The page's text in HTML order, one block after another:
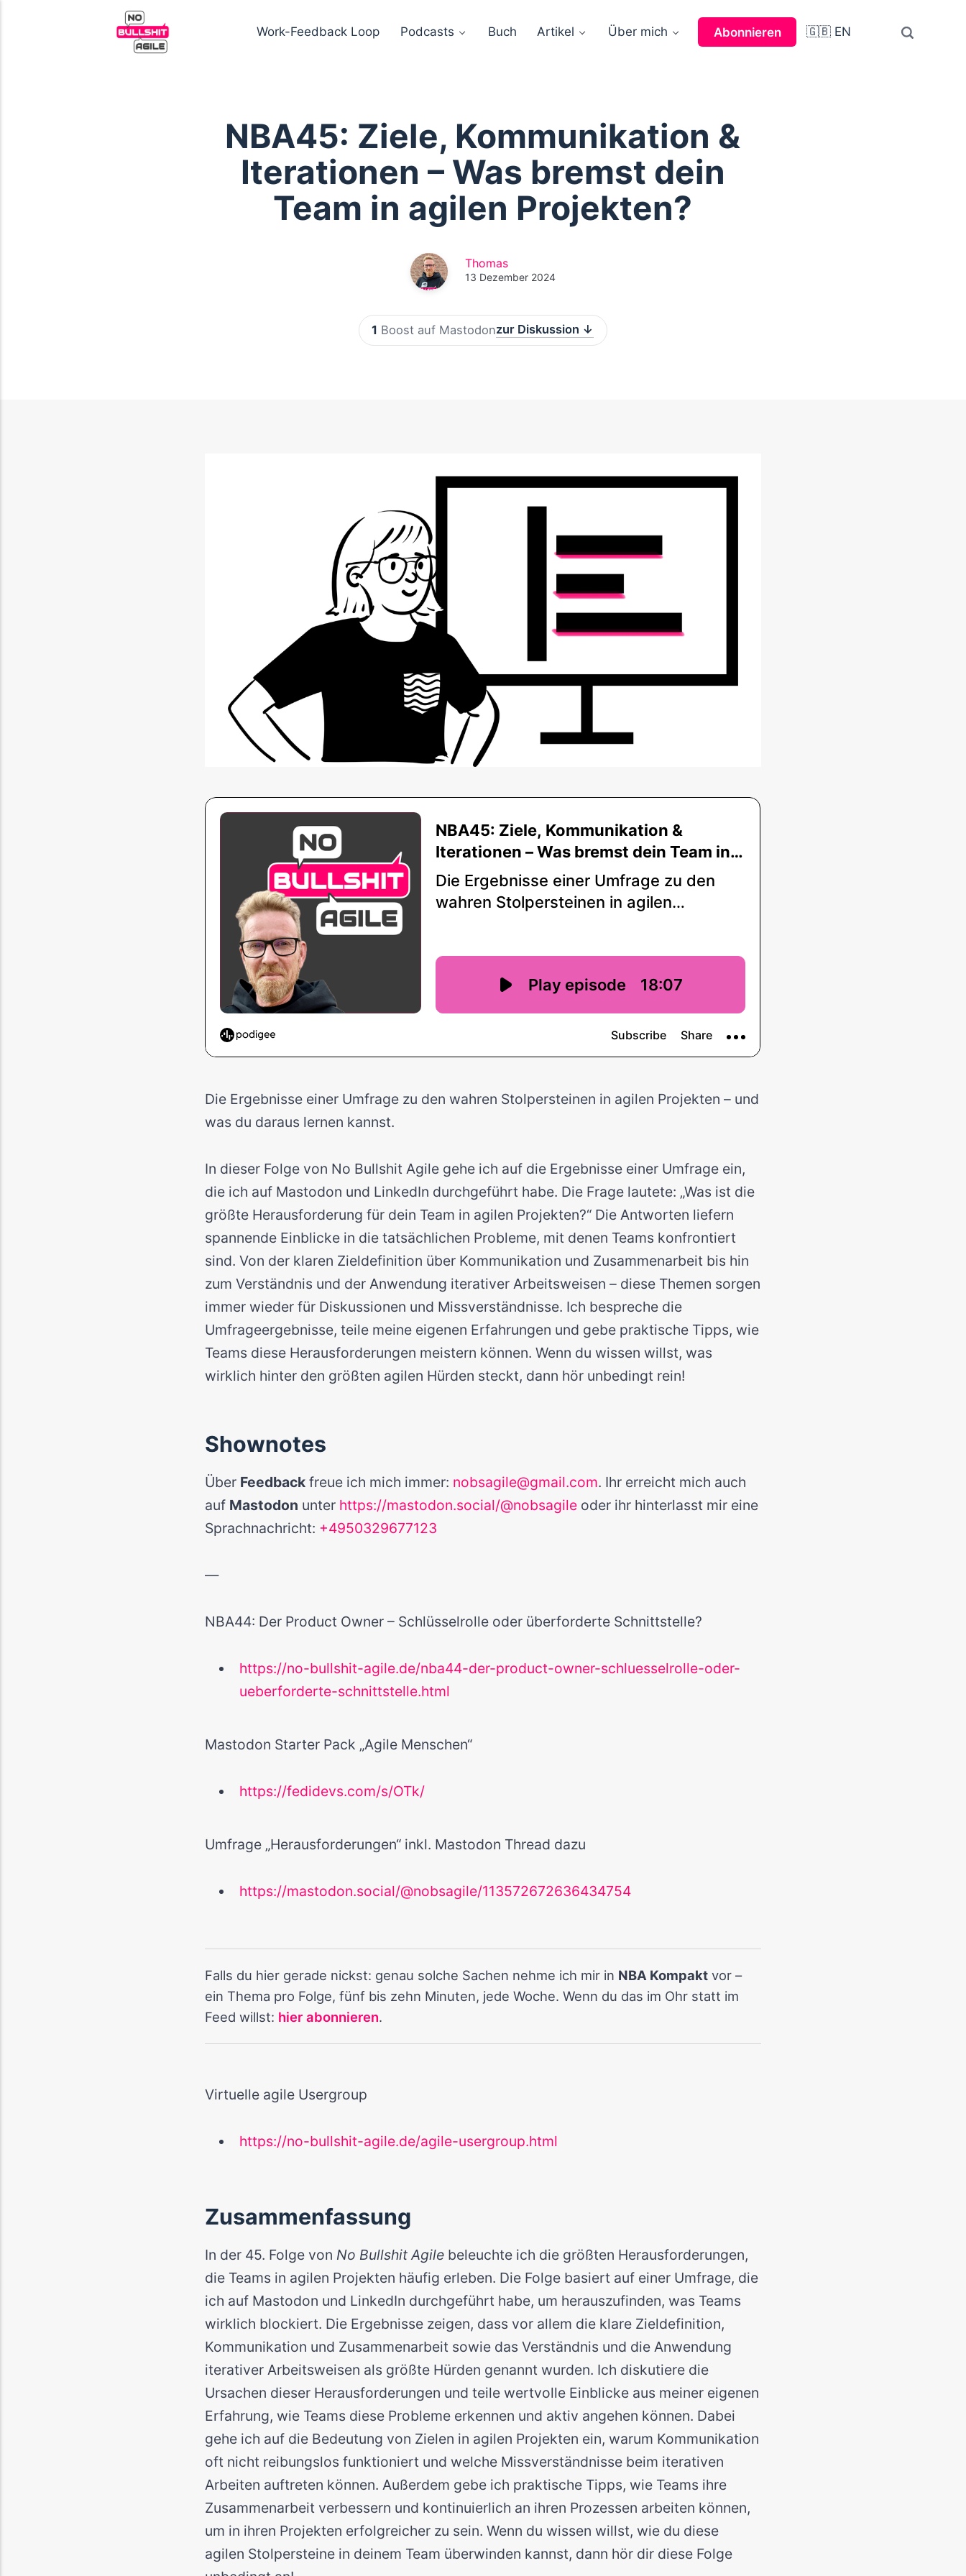
Work-Feedback Loop Podcasts Buch Artikel Über mich Abonnieren 🇬🇧 EN
NBA45: Ziele, Kommunikation &
Iterationen – Was bremst dein
Team in agilen Projekten?
Thomas
13 Dezember 2024
Die Ergebnisse einer Umfrage zu den wahren Stolpersteinen in agilen Projekten – und
was du daraus lernen kannst.
In dieser Folge von No Bullshit Agile gehe ich auf die Ergebnisse einer Umfrage ein,
die ich auf Mastodon und LinkedIn durchgeführt habe. Die Frage lautete: „Was ist die
größte Herausforderung für dein Team in agilen Projekten?“ Die Antworten liefern
spannende Einblicke in die tatsächlichen Probleme, mit denen Teams konfrontiert
sind. Von der klaren Zieldefinition über Kommunikation und Zusammenarbeit bis hin
zum Verständnis und der Anwendung iterativer Arbeitsweisen – diese Themen sorgen
immer wieder für Diskussionen und Missverständnisse. Ich bespreche die
Umfrageergebnisse, teile meine eigenen Erfahrungen und gebe praktische Tipps, wie
Teams diese Herausforderungen meistern können. Wenn du wissen willst, was
wirklich hinter den größten agilen Hürden steckt, dann hör unbedingt rein!
Shownotes
Über Feedbackfreue ich mich immer: nobsagile@gmail.com. Ihr erreicht mich auch
auf Mastodon unter https://mastodon.social/@nobsagileoder ihr hinterlasst mir eine
Sprachnachricht: +4950329677123
—
NBA44: Der Product Owner – Schlüsselrolle oder überforderte Schnittstelle?
https://no-bullshit-agile.de/nba44-der-product-owner-schluesselrolle-oder-
ueberforderte-schnittstelle.html
Mastodon Starter Pack „Agile Menschen“
https://fedidevs.com/s/OTk/
Umfrage „Herausforderungen“ inkl. Mastodon Thread dazu
https://mastodon.social/@nobsagile/113572672636434754
Falls du hier gerade nickst: genau solche Sachen nehme ich mir in NBA Kompaktvor –
ein Thema pro Folge, fünf bis zehn Minuten, jede Woche. Wenn du das im Ohr statt im
Feed willst: hier abonnieren.
Virtuelle agile Usergroup
https://no-bullshit-agile.de/agile-usergroup.html
Zusammenfassung
In der 45. Folge von No Bullshit Agilebeleuchte ich die größten Herausforderungen,
die Teams in agilen Projekten häufig erleben. Die Folge basiert auf einer Umfrage, die
ich auf Mastodon und LinkedIn durchgeführt habe, um herauszufinden, was Teams
wirklich blockiert. Die Ergebnisse zeigen, dass vor allem die klare Zieldefinition,
Kommunikation und Zusammenarbeit sowie das Verständnis und die Anwendung
iterativer Arbeitsweisen als größte Hürden genannt wurden. Ich diskutiere die
Ursachen dieser Herausforderungen und teile wertvolle Einblicke aus meiner eigenen
Erfahrung, wie Teams diese Probleme erkennen und aktiv angehen können. Dabei
gehe ich auf die Bedeutung von Zielen in agilen Projekten ein, warum Kommunikation
oft nicht reibungslos funktioniert und welche Missverständnisse beim iterativen
Arbeiten auftreten können. Außerdem gebe ich praktische Tipps, wie Teams ihre
Zusammenarbeit verbessern und kontinuierlich an ihren Prozessen arbeiten können,
um in ihren Projekten erfolgreicher zu sein. Wenn du wissen willst, wie du diese
agilen Stolpersteine in deinem Team überwinden kannst, dann hör dir diese Folge